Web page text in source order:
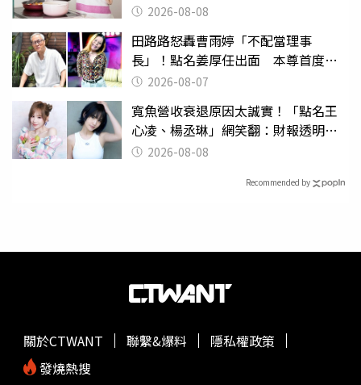
崩潰：我像台傭
2026-08-08
田路路怒轟曹雨婷「不配當理事
長」！點名姜厚任出面 本尊首度回
應了2026-08-07
寬魚營收衰退原因太誠實！「點名王
心凌、楊丞琳」網笑翻：財報透明度
滿分2026-08-08
Recommended by
關於CTWANT 聯繫&爆料
隱私權政策
發燒熱搜